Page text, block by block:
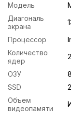
Модель
Диагональ
экрана
Процессор
Количество
ядер
2
ОЗУ
SSD
Объем
видеопамяти